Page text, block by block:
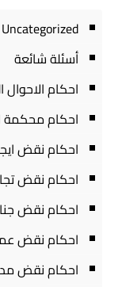
Uncategorized
أسئلة شائعة
احكام
احكام
احكام نقض
احكام نقض
احكام نقض
احكام نقض
احكام نقض